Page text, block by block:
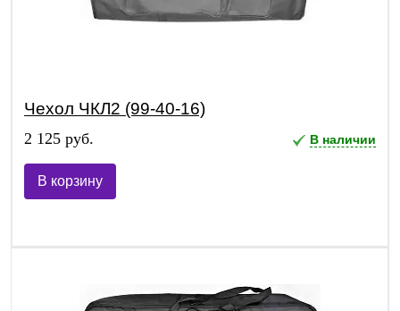
Чехол ЧКЛ2 (99-40-16)
2 125 руб. В наличии
В корзину